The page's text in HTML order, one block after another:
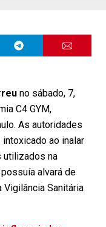
no sábado, 7,
C4 GYM,
As autoridades
ao inalar
utilizados na
alvará de
Sanitária